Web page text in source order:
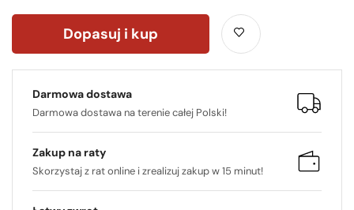
Dopasuj i kup
Darmowa dostawa
Darmowa dostawa na terenie całej Polski!
Zakup na raty
Skorzystaj z rat online i zrealizuj zakup w 15 minut!